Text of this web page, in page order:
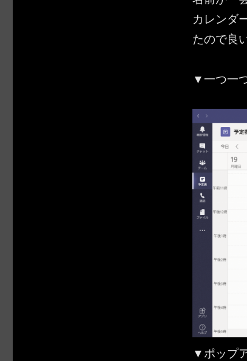
カレンダ
たので良
▼一つ一
▼ポップ